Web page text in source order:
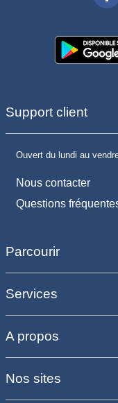
Support client
Ouvert du lundi au
Nous contacter
Questions
Parcourir
Services
A propos
Nos sites